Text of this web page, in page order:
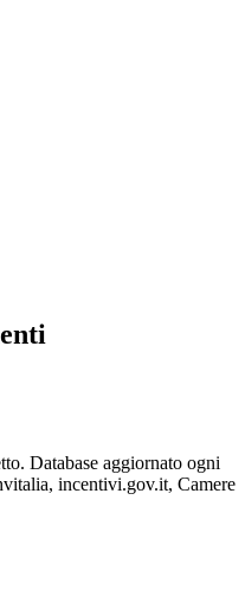
Database aggiornato ogni
incentivi.gov.it, Camere